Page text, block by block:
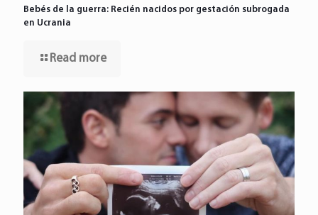
Bebés de la guerra: Recién nacidos por gestación subrogada
en Ucrania
Read more